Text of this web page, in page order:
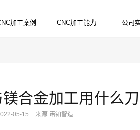
加工案例 CNC加工能力 公司
合金加工用什么刀
05-15 来源:诺铂智造